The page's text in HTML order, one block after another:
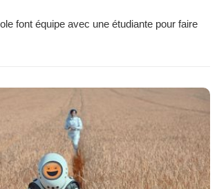
font équipe avec une étudiante pour faire